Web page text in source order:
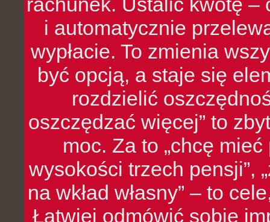
i automatycznie
wypłacie. To zmienia
być opcją, a staje się
rozdzielić
oszczędzać więcej” to
moc. Za to „chcę
wysokości trzech pensji”,
na wkład własny” – to
Łatwiej odmówić sobie